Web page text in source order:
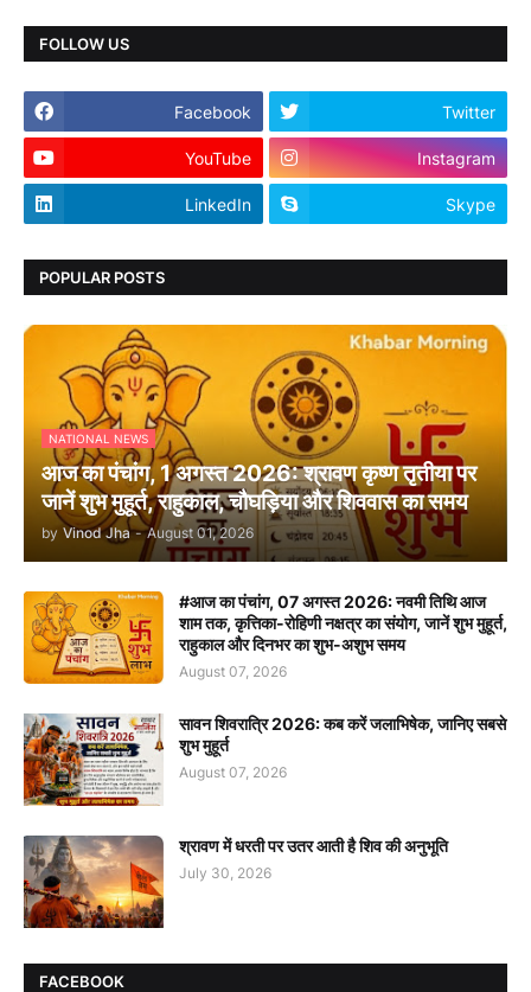
FOLLOW US
Facebook Twitter
YouTube Instagram
LinkedIn Skype
POPULAR POSTS
NATIONAL NEWS
आज का पंचांग, 1 अगस्त 2026: श्रावण कृष्ण तृतीया पर
जानें शुभ मुहूर्त, राहुकाल, चौघड़िया और शिववास का समय
by Vinod Jha - August 01, 2026
#आज का पंचांग, 07 अगस्त 2026: नवमी तिथि आज
शाम तक, कृत्तिका-रोहिणी नक्षत्र का संयोग, जानें शुभ मुहूर्त,
राहुकाल और दिनभर का शुभ-अशुभ समय
August 07, 2026
सावन शिवरात्रि 2026: कब करें जलाभिषेक, जानिए सबसे
शुभ मुहूर्त
August 07, 2026
श्रावण में धरती पर उतर आती है शिव की अनुभूति
July 30, 2026
FACEBOOK